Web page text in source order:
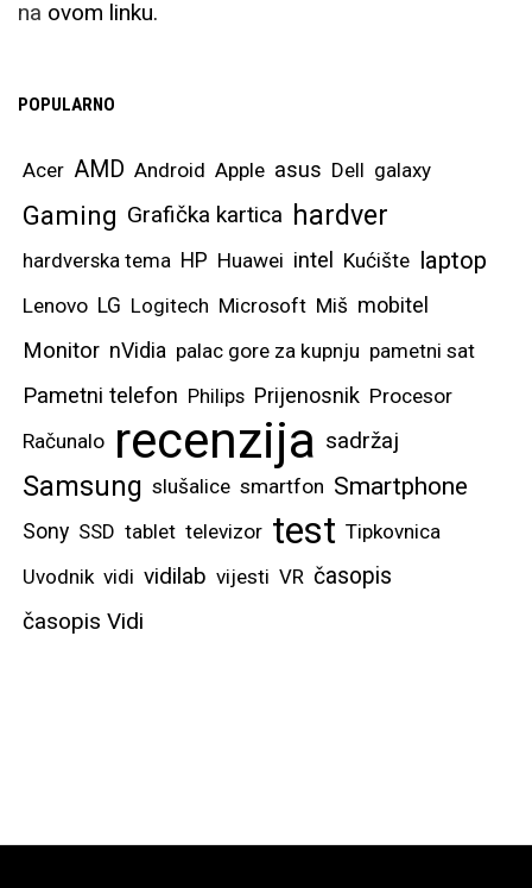
na ovom linku.
POPULARNO
Acer AMD Android Apple asus Dell galaxy
Gaming Grafička kartica hardver
hardverska tema HP Huawei intel Kućište laptop
Lenovo LG Logitech Microsoft Miš mobitel
Monitor nVidia palac gore za kupnju pametni sat
Pametni telefon Philips Prijenosnik Procesor
Računalo recenzija sadržaj
Samsung slušalice smartfon Smartphone
Sony SSD tablet televizor test Tipkovnica
Uvodnik vidi vidilab vijesti VR časopis
časopis Vidi